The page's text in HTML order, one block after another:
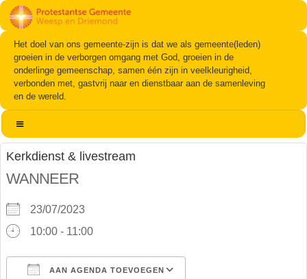
Het doel van ons gemeente-zijn is dat we als gemeente(leden)
groeien in de verborgen omgang met God, groeien in de
onderlinge gemeenschap, samen één zijn in veelkleurigheid,
verbonden met, gastvrij naar en dienstbaar aan de samenleving
en de wereld.
Kerkdienst & livestream
WANNEER
23/07/2023
10:00 - 11:00
AAN AGENDA TOEVOEGEN